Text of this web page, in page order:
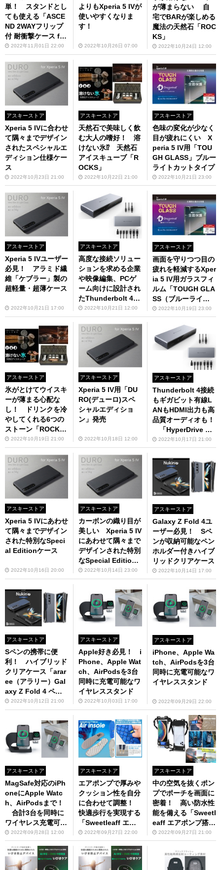
単！ スタンドとし
ても使える「ASCE
ND 2WAYフリップ
付 耐衝撃ケース for
iPad（第10世代）
」予約受付中
2022年11月01日 22:00
よりもXperia 5 IVが
使いやすくなりま
す！
2022年10月26日 07:00
が薄まらない 自
宅でBARが楽しめる
魔法の天然石「ROC
KS」
2022年10月24日 12:00
アスキーストア
Xperia 5 IVに合わせ
て隅々までデザイン
されたスペシャルエ
ディション仕様ケー
ス
2022年10月23日 21:00
アスキーストア
天然石で美味しく飲
む大人の嗜好！ 溶
けない氷⁉ 天然石
アイスキューブ「R
OCKS」
2022年10月22日 21:00
アスキーストア
色味の変化が少なく
目が疲れにくい X
peria 5 IV用「TOU
GH GLASS」ブルー
ライトカットタイプ
2022年10月21日 23:00
アスキーストア
Xperia 5 IVユーザー
必見！ アラミド繊
維「ケブラー」製の
超軽量・超薄ケース
2022年10月21日 17:00
アスキーストア
高度な接続ソリュー
ションを求める企業
や映像編集、PCゲ
ーム向けに設計され
たThunderbolt 4ド
ッキングステーショ
ン
2022年10月21日 12:00
アスキーストア
画面を守りつつ目の
疲れを軽減するXper
ia 5 IV用ガラスフィ
ルム「TOUGH GLA
SS（ブルーライト
カットタイプ）」
2022年10月19日 23:00
アスキーストア
氷がとけてウイスキ
ーが薄まる心配な
し！ ドリンクを冷
やしてくれる6つの
ストーン「ROCK
S」2022年10月19日 21:00
アスキーストア
Xperia 5 IV用「DU
RO(デューロ)スペ
シャルエディショ
ン」発売
2022年10月18日 12:00
アスキーストア
Thunderbolt 4接続
もギガビット有線L
ANもHDMI出力も高
品質オーディオも！
「HyperDrive Th
underbolt 4 ドッキ
ングステーション」
（いまなら1500円
オフ！）
2022年10月17日 21:00
アスキーストア
Xperia 5 IVにあわせ
て隅々までデザイン
された特別なSpeci
al Editionケース
2022年10月16日 20:00
アスキーストア
カーボンの織り目が
美しい Xperia 5 IV
にあわせて隅々まで
デザインされた特別
なSpecial Edition
ケース「Ultra Slim
& Lite Case DURO
Special Edition for
Xperia 5 IV」販売中
2022年10月14日 23:00
アスキーストア
Galaxy Z Fold 4ユ
ーザー必見！ Sペ
ンが収納可能なペン
ホルダー付きハイブ
リッドクリアケース
2022年10月14日 17:00
アスキーストア
Sペンの携帯に便
利！ ハイブリッド
クリアケース「arar
ee（アラリー）Gal
axy Z Fold 4 ペン
ホルダー付き Nukin
P クリア」（10月下
2022年10月12日 21:00
アスキーストア
Apple好き必見！ i
Phone、Apple Wat
ch、AirPodsを3台
同時に充電可能なワ
イヤレススタンド
2022年10月03日 17:00
アスキーストア
iPhone、Apple Wa
tch、AirPodsを3台
同時に充電可能なワ
イヤレススタンド
2022年09月29日 22:00
アスキーストア
MagSafe対応のiPh
oneにApple Watc
h、AirPodsまで！
合計3台を同時に
ワイヤレス充電可能
な充電スタンド
2022年09月28日 12:00
アスキーストア
エアポンプで厚みや
クッション性を自分
に合わせて調整！
快適歩行を実現する
「Sweetleaff エア
ポンプ搭載インソー
ル」
2022年09月27日 22:00
アスキーストア
中の空気を抜くポン
プでポーチを画面に
密着！ 高い防水性
能を備える「Sweetl
eaff エアポンプ搭載
スマホ防水ケース」
2022年09月27日 21:00